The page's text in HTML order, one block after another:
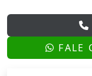
FALE